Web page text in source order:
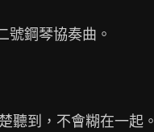
號鋼琴協奏曲。
聽到，不會糊在一起。